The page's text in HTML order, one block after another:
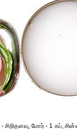
சிறிதளவு, மோர் - 1 கப்,